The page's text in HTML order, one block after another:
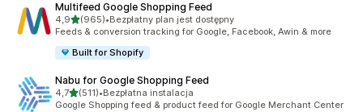
Multifeed Google Shopping Feed
4,9na 5 gwiazdek
(965)
Łączna liczba recenzji: 965
•Bezpłatny plan jest dostępny
Feeds & conversion tracking for Google, Facebook, Awin & more
Built for Shopify
Nabu for Google Shopping Feed
4,7na 5 gwiazdek
(511)
Łączna liczba recenzji: 511
•Bezpłatna instalacja
Google Shopping feed & product feed for Google Merchant Center